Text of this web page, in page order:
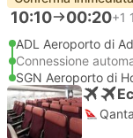
10:10 00:20+1
ADL Aeroporto di
Connessione
SGN Aeroporto di